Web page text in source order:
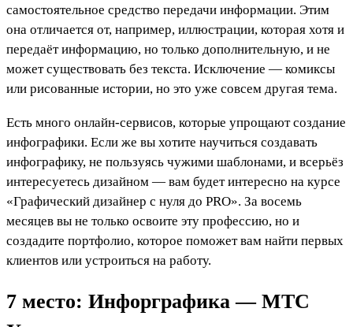
самостоятельное средство передачи информации. Этим
она отличается от, например, иллюстрации, которая хотя и
передаёт информацию, но только дополнительную, и не
может существовать без текста. Исключение — комиксы
или рисованные истории, но это уже совсем другая тема.
Есть много онлайн-сервисов, которые упрощают создание
инфографики. Если же вы хотите научиться создавать
инфографику, не пользуясь чужими шаблонами, и всерьёз
интересуетесь дизайном — вам будет интересно на курсе
«Графический дизайнер с нуля до PRO». За восемь
месяцев вы не только освоите эту профессию, но и
создадите портфолио, которое поможет вам найти первых
клиентов или устроиться на работу.
7 место: Инфорграфика — МТС